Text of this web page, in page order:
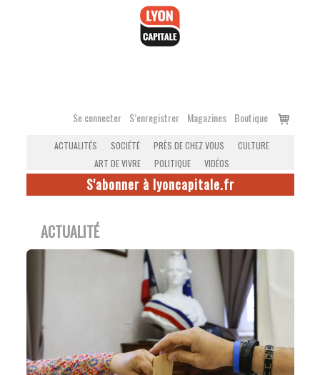
Se connecter S’enregistrer Magazines Boutique
Voir
ACTUALITÉS SOCIÉTÉ PRÈS DE CHEZ VOUS
CULTURE
ART DE VIVRE
POLITIQUE VIDÉOS
S'abonner à lyoncapitale.fr
ACTUALITÉ